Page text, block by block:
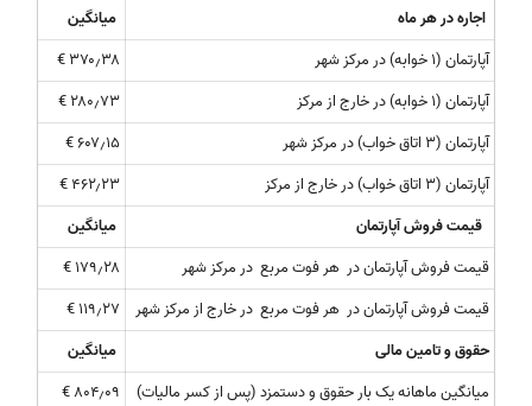
اجاره در هر ماه
میانگین
آپارتمان (۱ خوابه) در مرکز شهر
۳۷۰٫۳۸ €
آپارتمان (۱ خوابه) در خارج از مرکز
۲۸۰٫۷۳ €
آپارتمان (۳ اتاق خواب) در مرکز شهر
۶۰۷٫۱۵ €
آپارتمان (۳ اتاق خواب) در خارج از مرکز
۴۶۲٫۲۳ €
قیمت فروش آپارتمان
میانگین
قیمت فروش آپارتمان در هر فوت مربع در مرکز شهر
۱۷۹٫۲۸ €
قیمت فروش آپارتمان در هر فوت مربع در خارج از مرکز شهر
۱۱۹٫۲۷ €
حقوق و تامین مالی
میانگین
میانگین ​​ماهانه یک بار حقوق و دستمزد (پس از کسر مالیات)
۸۰۴٫۰۹ €